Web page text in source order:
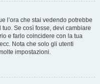
l’ora che stai vedendo potrebbe
Se così fosse, devi cambiare
e farlo coincidere con la tua
Nota che solo gli utenti
impostazioni.